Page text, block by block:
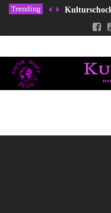
Trending